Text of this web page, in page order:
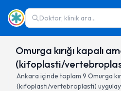
Doktor, klinik ara...
Omurga kırığı kapalı
(kifoplasti/
Ankara içinde toplam 9 Omurga
(kifoplasti/vertebroplasti)